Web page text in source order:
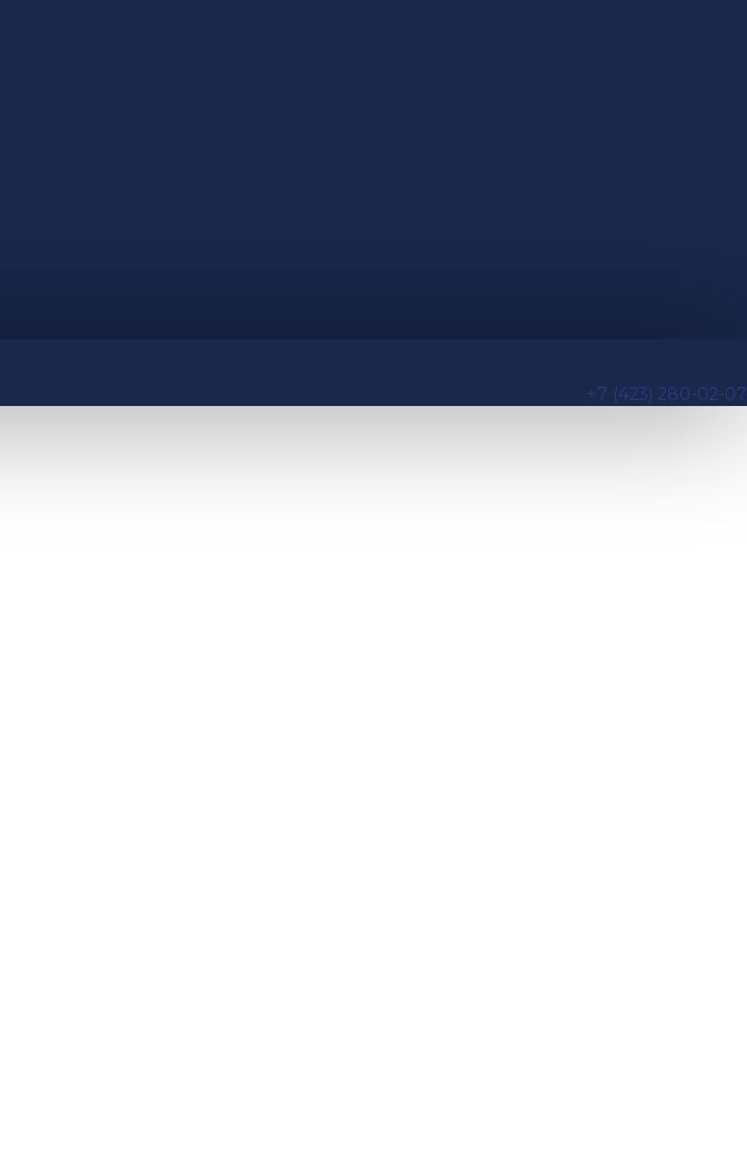
+7 (423) 280-02-07